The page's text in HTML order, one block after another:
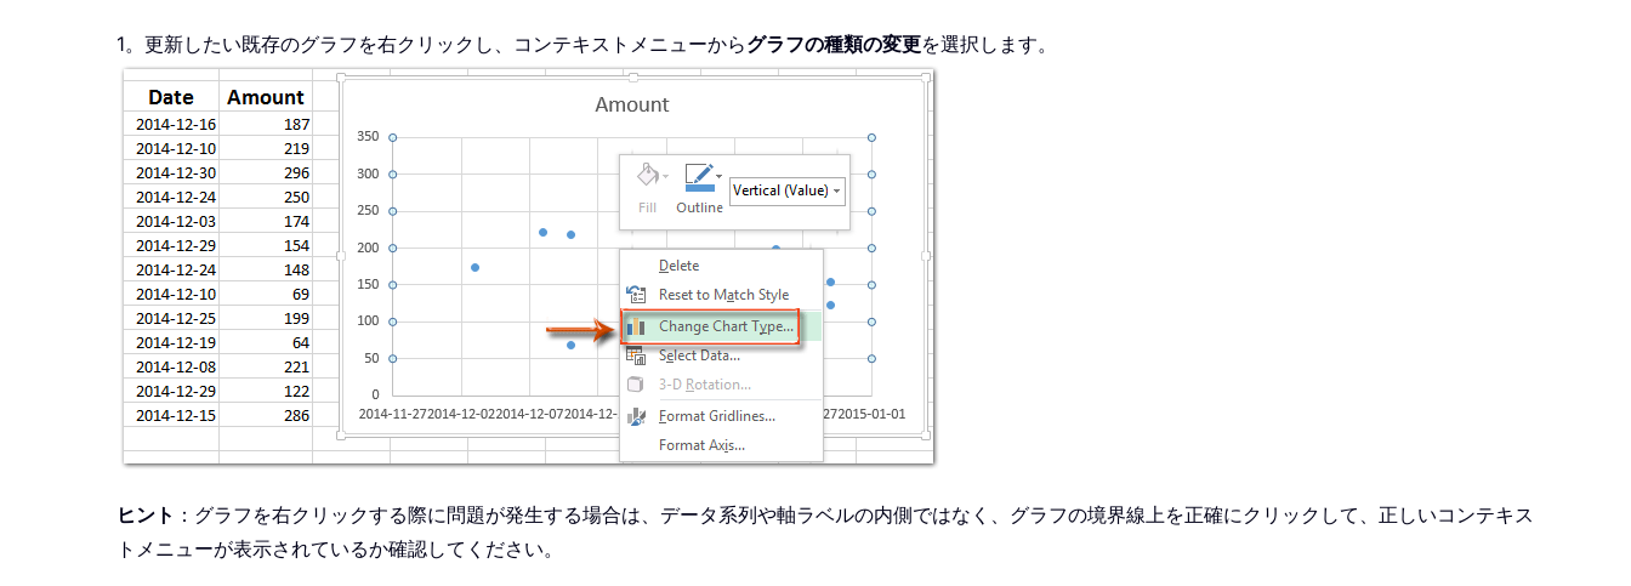
1。更新したい既存のグラフを右クリックし、コンテキストメニューからグラフの種類の変更を選択します。
ヒント ：グラフを右クリックする際に問題が発生する場合は、データ系列や軸ラベルの内側ではなく、グラフの境界線上を正確にクリックして、正しいコンテキス
トメニューが表示されているか確認してください。